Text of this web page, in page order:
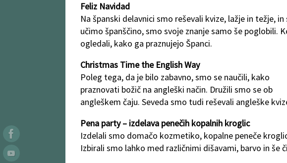
Feliz Navidad
Na španski delavnici smo reševali kvize, lažje in težje,
učimo španščino, smo svoje znanje samo še poglobili.
ogledali, kako ga praznujejo Španci.
Christmas Time the English Way
Poleg tega, da je bilo zabavno, smo se naučili, kako
praznovati božič na angleški način. Družili smo se ob
angleškem čaju. Seveda smo tudi reševali angleške
Pena party – izdelava penečih kopalnih kroglic
Izdelali smo domačo kozmetiko, kopalne peneče
Izbirali smo lahko med različnimi dišavami, barvo in še